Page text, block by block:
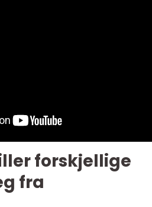
forskjellige
fra